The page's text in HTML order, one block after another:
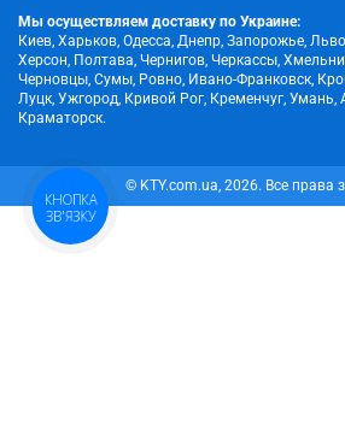
Мы осуществляем доставку по Украине:
Киев, Харьков, Одесса, Днепр, Запорожье,
Херсон, Полтава, Чернигов, Черкассы,
Черновцы, Сумы, Ровно, Ивано-Франковск,
Луцк, Ужгород, Кривой Рог, Кременчуг, Умань,
Краматорск.
© KTY.com.ua, 2026. Все права
КНОПКА
ЗВ'ЯЗКУ